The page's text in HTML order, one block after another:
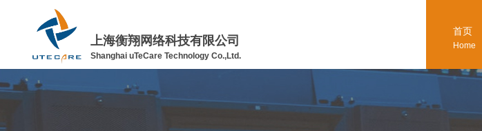
首页
Home
上海衡翔网络科技有限公司
Shanghai uTeCare Technology Co.,Ltd.